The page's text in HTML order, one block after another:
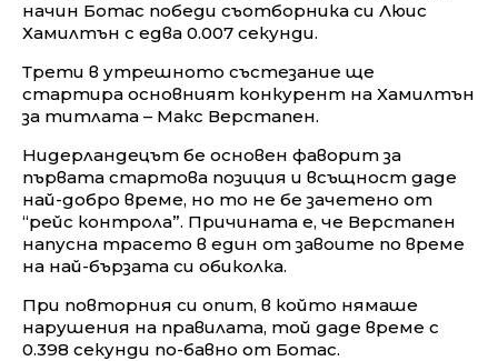
начин Ботас победи съотборника си Люис
Хамилтън с едва 0.007 секунди.
Трети в утрешното състезание ще
стартира основният конкурент на Хамилтън
за титлата – Макс Верстапен.
Нидерландецът бе основен фаворит за
първата стартова позиция и всъщност даде
най-добро време, но то не бе зачетено от
“рейс контрола”. Причината е, че Верстапен
напусна трасето в един от завоите по време
на най-бързата си обиколка.
При повторния си опит, в който нямаше
нарушения на правилата, той даде време с
0.398 секунди по-бавно от Ботас.